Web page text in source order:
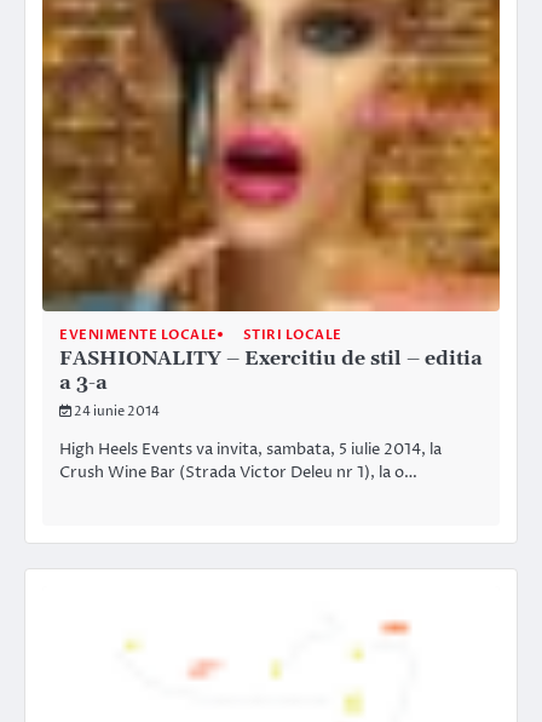
EVENIMENTE LOCALE STIRI LOCALE
FASHIONALITY – Exercitiu de stil – editia
a 3-a
24 iunie 2014
High Heels Events va invita, sambata, 5 iulie 2014, la
Crush Wine Bar (Strada Victor Deleu nr 1), la o…